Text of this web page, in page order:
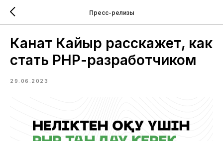
Пресс-релизы
Канат Кайыр расскажет, как
стать РНР-разработчиком
29.06.2023